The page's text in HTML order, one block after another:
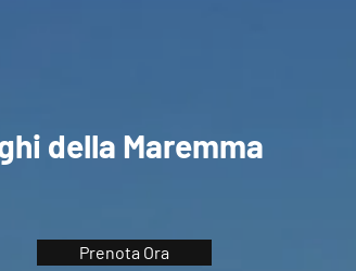
della Maremma
Prenota Ora